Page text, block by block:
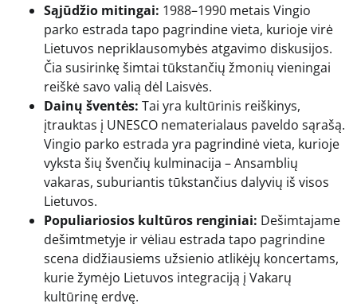
Sąjūdžio mitingai: 1988–1990 metais Vingio
parko estrada tapo pagrindine vieta, kurioje virė
Lietuvos nepriklausomybės atgavimo diskusijos.
Čia susirinkę šimtai tūkstančių žmonių vieningai
reiškė savo valią dėl Laisvės.
Dainų šventės: Tai yra kultūrinis reiškinys,
įtrauktas į UNESCO nematerialaus paveldo sąrašą.
Vingio parko estrada yra pagrindinė vieta, kurioje
vyksta šių švenčių kulminacija – Ansamblių
vakaras, suburiantis tūkstančius dalyvių iš visos
Lietuvos.
Populiariosios kultūros renginiai: Dešimtajame
dešimtmetyje ir vėliau estrada tapo pagrindine
scena didžiausiems užsienio atlikėjų koncertams,
kurie žymėjo Lietuvos integraciją į Vakarų
kultūrinę erdvę.